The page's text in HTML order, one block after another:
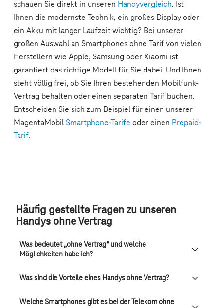
Häufig gestellte Fragen zu unseren
Handys ohne Vertrag
Was bedeutet „ohne Vertrag“ und welche
Möglichkeiten habe ich?
Was sind die Vorteile eines Handys ohne Vertrag?
Welche Smartphones gibt es bei der Telekom ohne